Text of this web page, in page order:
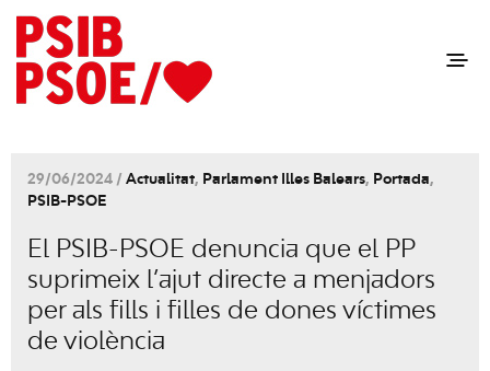
29/06/2024 / Actualitat, Parlament Illes Balears, Portada,
PSIB-PSOE
El PSIB-PSOE denuncia que el PP
suprimeix l’ajut directe a menjadors
per als fills i filles de dones víctimes
de violència